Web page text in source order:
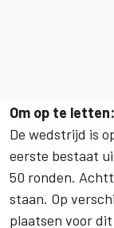
Om op te letten:
De wedstrijd is
eerste bestaat
50 ronden.
staan. Op
plaatsen voor